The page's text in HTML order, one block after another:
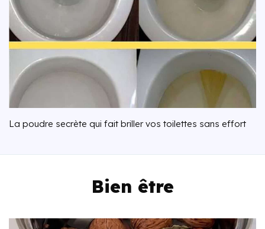
La poudre secrète qui fait briller vos toilettes sans effort
Bien être